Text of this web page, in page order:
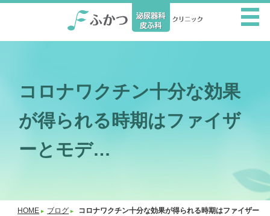
コロナワクチン十分な効果
が得られる時期はファイザ
ーとモデ…
HOME ブログ コロナワクチン十分な効果が得られる時期はファイザー